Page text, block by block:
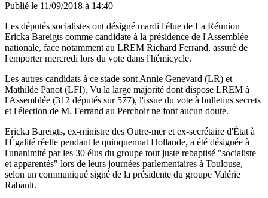
Publié le 11/09/2018 à 14:40
Les députés socialistes ont désigné mardi l'élue de La Réunion
Ericka Bareigts comme candidate à la présidence de l'Assemblée
nationale, face notamment au LREM Richard Ferrand, assuré de
l'emporter mercredi lors du vote dans l'hémicycle.
Les autres candidats à ce stade sont Annie Genevard (LR) et
Mathilde Panot (LFI). Vu la large majorité dont dispose LREM à
l'Assemblée (312 députés sur 577), l'issue du vote à bulletins secrets
et l'élection de M. Ferrand au Perchoir ne font aucun doute.
Ericka Bareigts, ex-ministre des Outre-mer et ex-secrétaire d'État à
l'Égalité réelle pendant le quinquennat Hollande, a été désignée à
l'unanimité par les 30 élus du groupe tout juste rebaptisé "socialiste
et apparentés" lors de leurs journées parlementaires à Toulouse,
selon un communiqué signé de la présidente du groupe Valérie
Rabault.